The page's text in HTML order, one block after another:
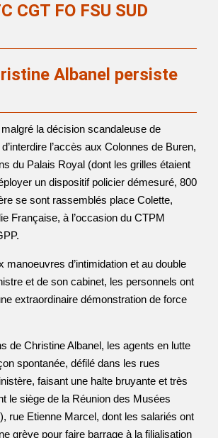
CGT FO FSU SUD
Albanel persiste
la décision scandaleuse de
d’interdire l’accès aux Colonnes de Buren,
du Palais Royal (dont les grilles étaient
un dispositif policier démesuré, 800
se sont rassemblés place Colette,
Française, à l’occasion du CTPM
manoeuvres d’intimidation et au double
et de son cabinet, les personnels ont
extraordinaire démonstration de force
de Christine Albanel, les agents en lutte
spontanée, défilé dans les rues
faisant une halte bruyante et très
le siège de la Réunion des Musées
rue Etienne Marcel, dont les salariés ont
grève pour faire barrage à la filialisation